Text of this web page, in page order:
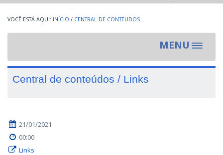
INÍCIO / CENTRAL DE CONTEUDOS
MENU
Toggle
Central de conteúdos / Links
21/01/2021
00:00
Links